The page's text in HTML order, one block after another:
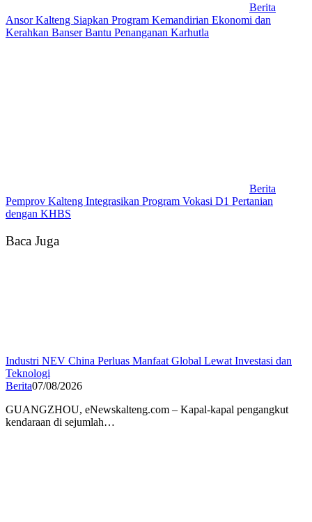
Berita
Ansor Kalteng Siapkan Program Kemandirian Ekonomi dan
Kerahkan Banser Bantu Penanganan Karhutla
Berita
Pemprov Kalteng Integrasikan Program Vokasi D1 Pertanian
dengan KHBS
Baca Juga
Industri NEV China Perluas Manfaat Global Lewat Investasi dan
Teknologi
Berita07/08/2026
GUANGZHOU, eNewskalteng.com – Kapal-kapal pengangkut
kendaraan di sejumlah…